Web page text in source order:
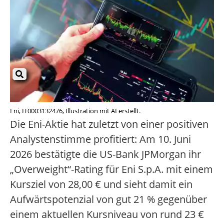
Eni, IT0003132476, Illustration mit AI erstellt.
Die Eni-Aktie hat zuletzt von einer positiven
Analystenstimme profitiert: Am 10. Juni
2026 bestätigte die US-Bank JPMorgan ihr
„Overweight“-Rating für Eni S.p.A. mit einem
Kursziel von 28,00 € und sieht damit ein
Aufwärtspotenzial von gut 21 % gegenüber
einem aktuellen Kursniveau von rund 23 €